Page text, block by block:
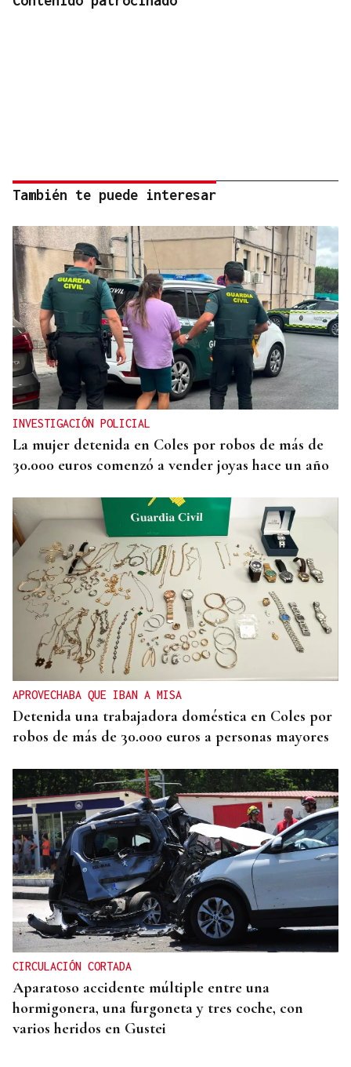
También te puede interesar
INVESTIGACIÓN POLICIAL
La mujer detenida en Coles por robos de más de
30.000 euros comenzó a vender joyas hace un año
APROVECHABA QUE IBAN A MISA
Detenida una trabajadora doméstica en Coles por
robos de más de 30.000 euros a personas mayores
CIRCULACIÓN CORTADA
Aparatoso accidente múltiple entre una
hormigonera, una furgoneta y tres coche, con
varios heridos en Gustei